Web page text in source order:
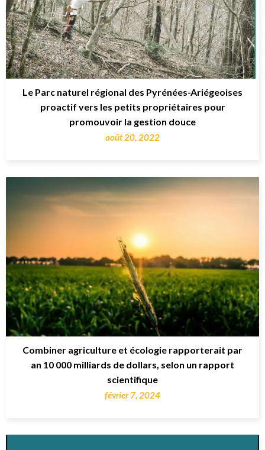
Le Parc naturel régional des Pyrénées-Ariégeoises
proactif vers les petits propriétaires pour
promouvoir la gestion douce
août 20, 2022
Combiner agriculture et écologie rapporterait par
an 10 000 milliards de dollars, selon un rapport
scientifique
février 7, 2024